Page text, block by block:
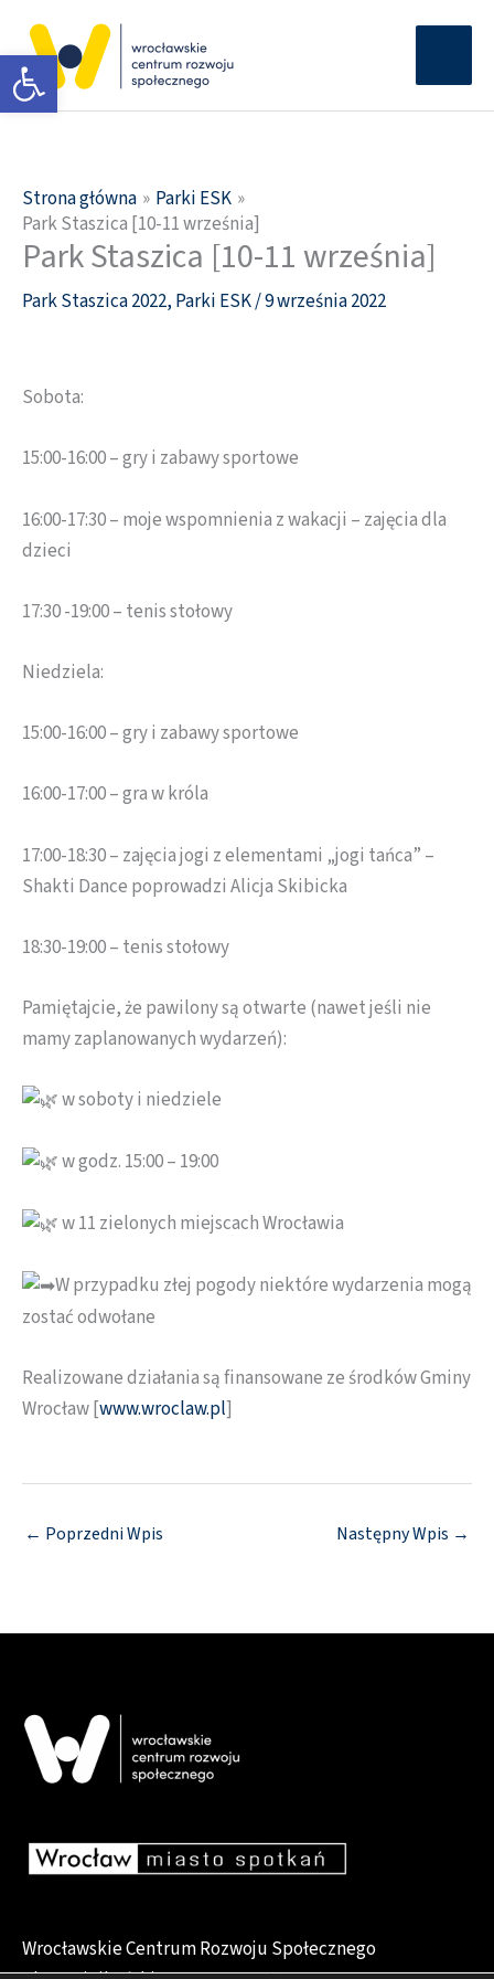
Otwórz pasek narzędzi
treści
Strona główna
Parki ESK
Park Staszica [10-11 września]
Park Staszica [10-11 września]
Park Staszica 2022, Parki ESK/9 września 2022
Sobota:
15:00-16:00 – gry i zabawy sportowe
16:00-17:30 – moje wspomnienia z wakacji – zajęcia dla
dzieci
17:30 -19:00 – tenis stołowy
Niedziela:
15:00-16:00 – gry i zabawy sportowe
16:00-17:00 – gra w króla
17:00-18:30 – zajęcia jogi z elementami „jogi tańca” –
Shakti Dance poprowadzi Alicja Skibicka
18:30-19:00 – tenis stołowy
Pamiętajcie, że pawilony są otwarte (nawet jeśli nie
mamy zaplanowanych wydarzeń):
w soboty i niedziele
w godz. 15:00 – 19:00
w 11 zielonych miejscach Wrocławia
W przypadku złej pogody niektóre wydarzenia mogą
zostać odwołane
Realizowane działania są finansowane ze środków Gminy
Wrocław [www.wroclaw.pl]
← Poprzedni Wpis Następny Wpis →
Wrocławskie Centrum Rozwoju Społecznego